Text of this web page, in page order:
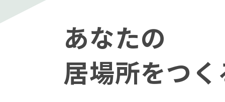
あなたの
居場所をつ